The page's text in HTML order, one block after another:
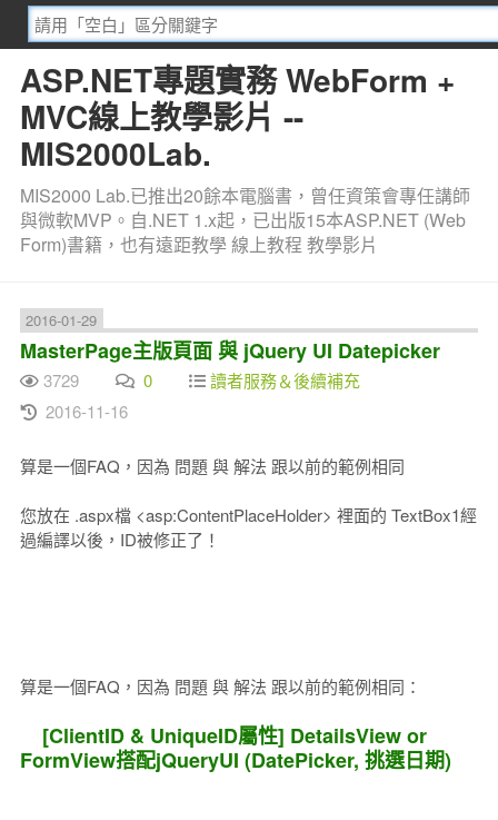
ASP.NET專題實務 WebForm +
MVC線上教學影片 --
MIS2000Lab.
MIS2000 Lab.已推出20餘本電腦書，曾任資策會專任講師
與微軟MVP。自.NET 1.x起，已出版15本ASP.NET (Web
Form)書籍，也有遠距教學 線上教程 教學影片
2016-01-29
MasterPage主版頁面 與 jQuery UI Datepicker
3729 0
讀者服務＆後續補充
2016-11-16
算是一個FAQ，因為 問題 與 解法 跟以前的範例相同
您放在 .aspx檔 <asp:ContentPlaceHolder> 裡面的 TextBox1經
過編譯以後，ID被修正了！
算是一個FAQ，因為 問題 與 解法 跟以前的範例相同：
[ClientID & UniqueID屬性] DetailsView or
FormView搭配jQueryUI (DatePicker, 挑選日期)